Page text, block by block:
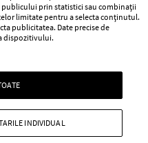
Retete practice
nr. 821/25.09.2025.
minorilor.
Romania SRL
prin statistici sau combinații
limitate pentru a selecta conținutul.
publicitatea. Date precise de
dispozitivului.
INDIVIDUAL